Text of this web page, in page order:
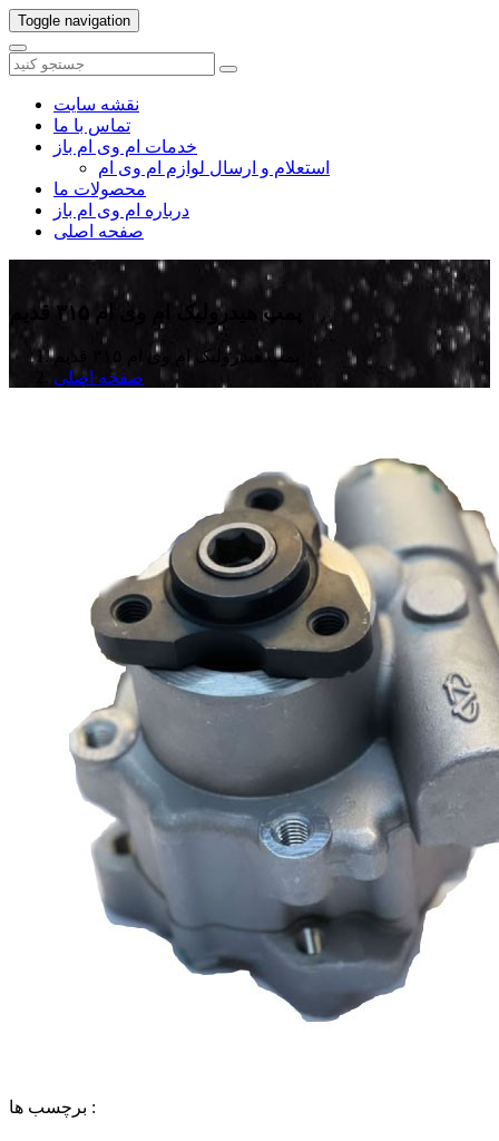
Toggle navigation
نقشه سایت
تماس با ما
خدمات ام وی ام باز
استعلام و ارسال لوازم ام وی ام
محصولات ما
درباره ام وی ام باز
صفحه اصلی
پمپ هیدرولیک ام وی ام ۳۱۵ قدیم
پمپ هیدرولیک ام وی ام ۳۱۵ قدیم
صفحه اصلی
برچسب ها :